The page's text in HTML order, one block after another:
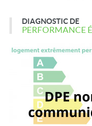
DIAGNOSTIC DE
PERFORMANCE